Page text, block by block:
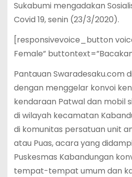
Sukabumi mengadakan
Covid 19, senin (23/3/2020).
[responsivevoice_button
Female”
Pantauan Swaradesaku.com
dengan menggelar konvoi
kendaraan Patwal dan mobil
di wilayah kecamatan
di komunitas persatuan unit
atau Puas, acara yang
Puskesmas Kabandungan
tempat-tempat umum dan